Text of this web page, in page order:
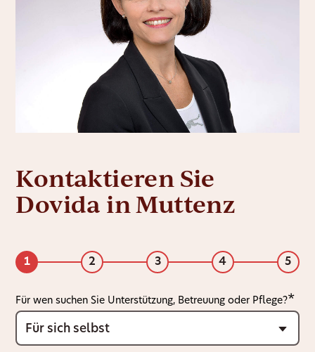
Kontaktieren Sie
Dovida in Muttenz
1 2 3 4 5
Für wen suchen Sie Unterstützung, Betreuung oder Pflege?